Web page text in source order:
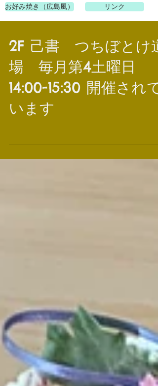
お好み焼き（広島風） リンク
2F 己書 つちぼとけ道
場 毎月第4土曜日
14:00-15:30 開催されて
います